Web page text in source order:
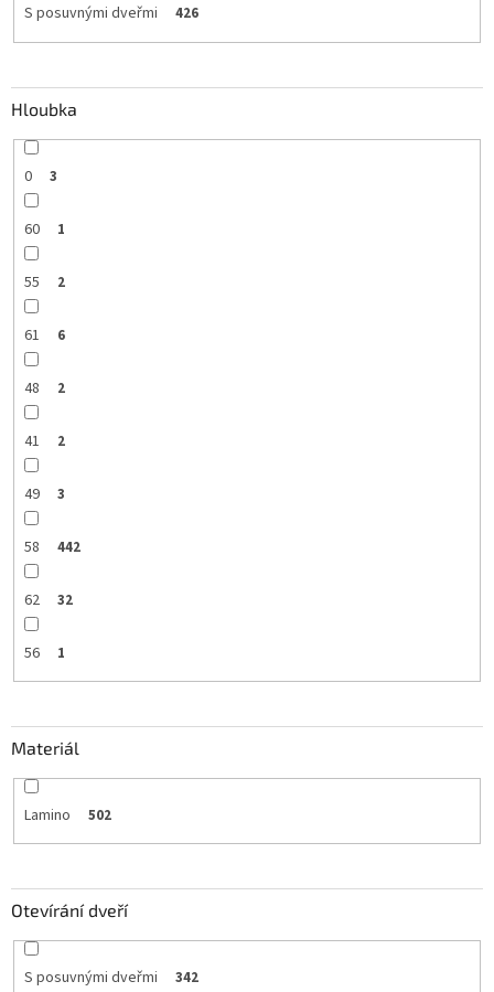
S posuvnými dveřmi 426
Hloubka
0 3
60 1
55 2
61 6
48 2
41 2
49 3
58 442
62 32
56 1
Materiál
Lamino 502
Otevírání dveří
S posuvnými dveřmi 342